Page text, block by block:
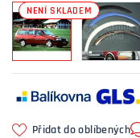
NENÍ SKLADEM
Přidat do oblíbených